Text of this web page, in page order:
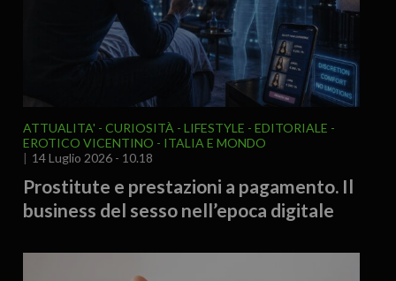
ATTUALITA' CURIOSITÀ - LIFESTYLE
EDITORIALE
EROTICO VICENTINO
ITALIA E MONDO
14 Luglio 2026 - 10.18
Prostitute e prestazioni a pagamento. Il
business del sesso nell’epoca digitale